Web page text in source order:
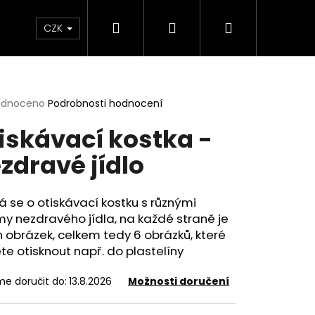
Pomůcky Tácky Sady
CZK Hledat PřihlášeníNákupní
Podrobnosti hodnocení
kostka -
jídlo
se o otiskávací kostku s různými
nezdravého jídla, na každé straně je
obrázek, celkem tedy 6 obrázků, které
otisknout např. do plastelíny
doručit do: 13.8.2026 Možnosti doručení